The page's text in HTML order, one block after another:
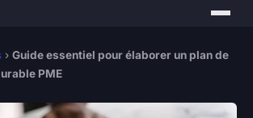
› Guide essentiel pour élaborer un plan de
PME